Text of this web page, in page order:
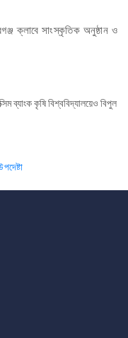
ক্লাবে সাংস্কৃতিক অনুষ্ঠান ও
ব্যাংক কৃষি বিশ্ববিদ্যালয়েও বিপুল